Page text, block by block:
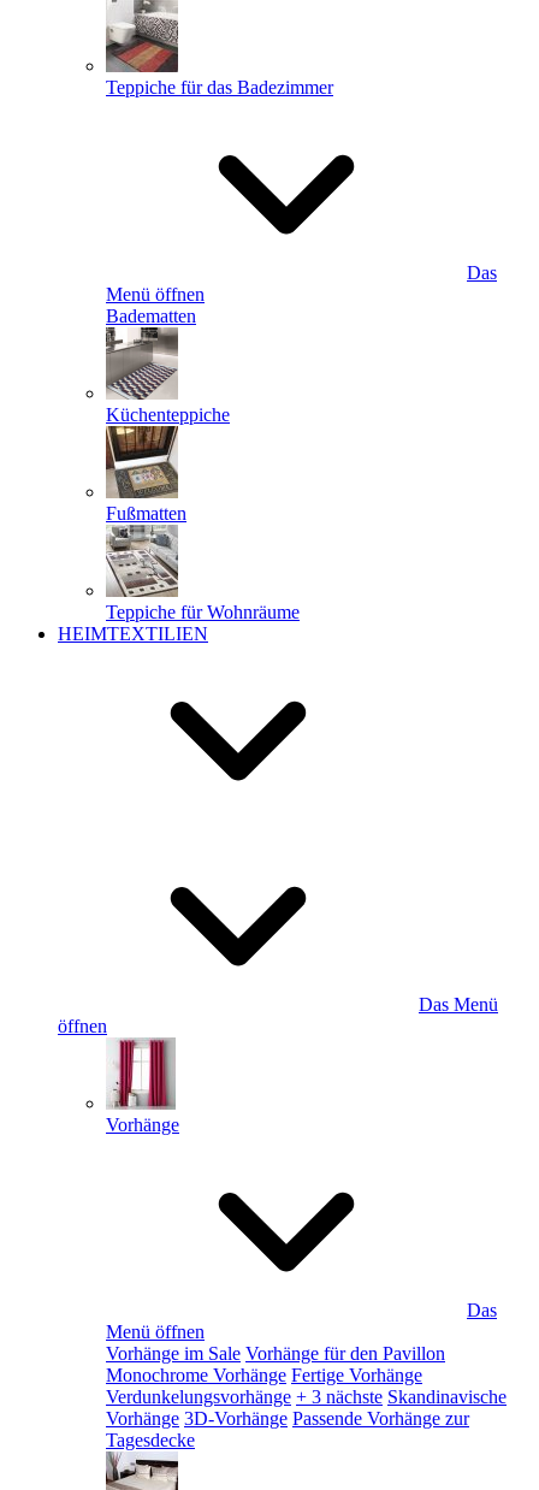
Teppiche für das Badezimmer
Das
Menü öffnen
Badematten
Küchenteppiche
Fußmatten
Teppiche für Wohnräume
HEIMTEXTILIEN
Das Menü
öffnen
Vorhänge
Das
Menü öffnen
Vorhänge im Sale Vorhänge für den Pavillon
Monochrome Vorhänge Fertige Vorhänge
Verdunkelungsvorhänge + 3 nächste Skandinavische
Vorhänge 3D-Vorhänge Passende Vorhänge zur
Tagesdecke